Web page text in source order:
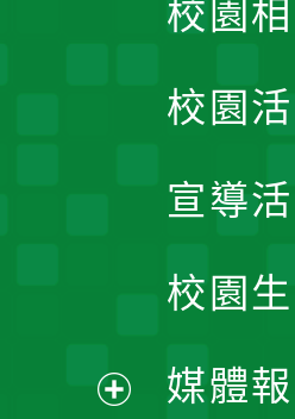
校園
校園
宣導
校園
媒體